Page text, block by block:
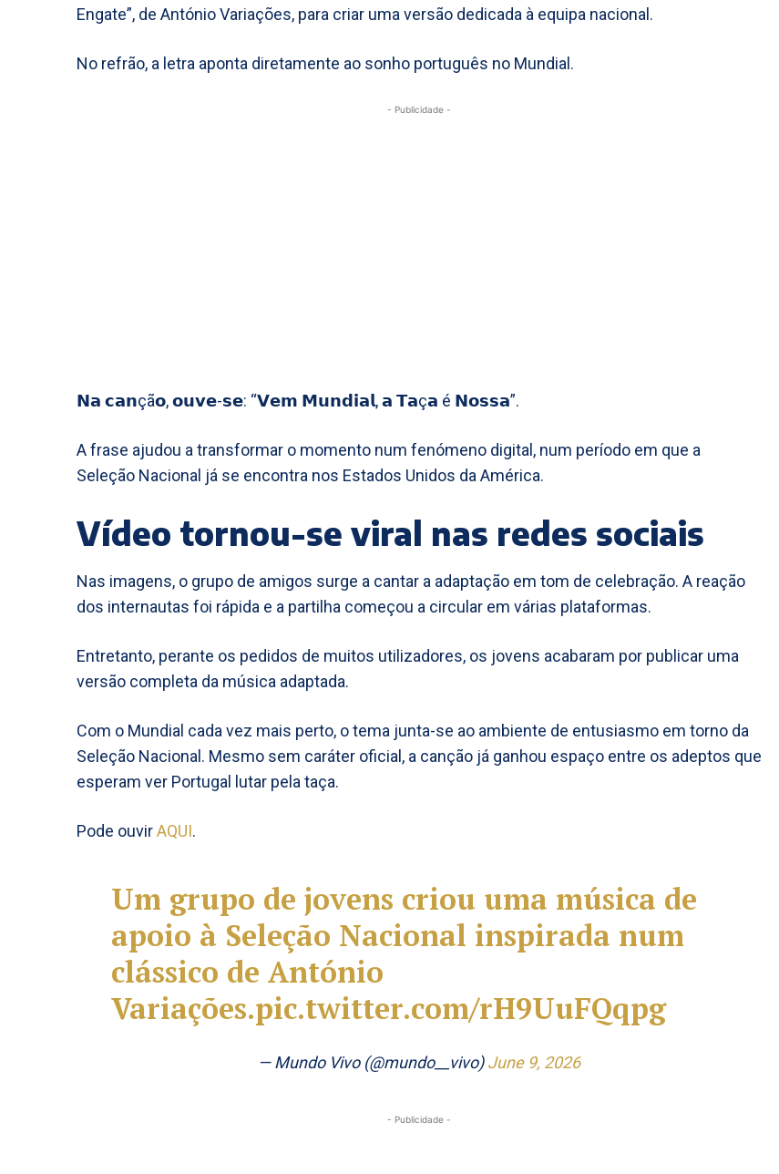
Engate”, de António Variações, para criar uma versão dedicada à equipa nacional.
No refrão, a letra aponta diretamente ao sonho português no Mundial.
- Publicidade -
𝗡𝗮 𝗰𝗮𝗻çã𝗼, 𝗼𝘂𝘃𝗲-𝘀𝗲: “𝗩𝗲𝗺 𝗠𝘂𝗻𝗱𝗶𝗮𝗹, 𝗮 𝗧𝗮ç𝗮 é 𝗡𝗼𝘀𝘀𝗮”.
A frase ajudou a transformar o momento num fenómeno digital, num período em que a
Seleção Nacional já se encontra nos Estados Unidos da América.
Vídeo tornou-se viral nas redes sociais
Nas imagens, o grupo de amigos surge a cantar a adaptação em tom de celebração. A reação
dos internautas foi rápida e a partilha começou a circular em várias plataformas.
Entretanto, perante os pedidos de muitos utilizadores, os jovens acabaram por publicar uma
versão completa da música adaptada.
Com o Mundial cada vez mais perto, o tema junta-se ao ambiente de entusiasmo em torno da
Seleção Nacional. Mesmo sem caráter oficial, a canção já ganhou espaço entre os adeptos que
esperam ver Portugal lutar pela taça.
Pode ouvirAQUI.
Um grupo de jovens criou uma música de
apoio à Seleção Nacional inspirada num
clássico de António
Variações.pic.twitter.com/rH9UuFQqpg
— Mundo Vivo (@mundo__vivo)June 9, 2026
- Publicidade -